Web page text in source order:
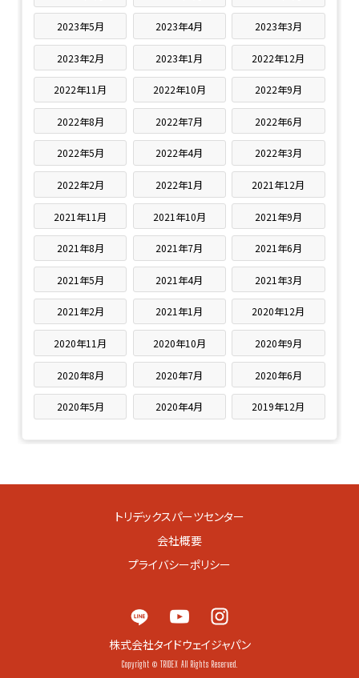
2023年5月 2023年4月 2023年3月
2023年2月 2023年1月 2022年12月
2022年11月 2022年10月 2022年9月
2022年8月 2022年7月 2022年6月
2022年5月 2022年4月 2022年3月
2022年2月 2022年1月 2021年12月
2021年11月 2021年10月 2021年9月
2021年8月 2021年7月 2021年6月
2021年5月 2021年4月 2021年3月
2021年2月 2021年1月 2020年12月
2020年11月 2020年10月 2020年9月
2020年8月 2020年7月 2020年6月
2020年5月 2020年4月 2019年12月
トリデックスパーツセンター
会社概要
プライバシーポリシー
株式会社タイドウェイジャパン
Copyright © TRIDEX All Rights Reserved.